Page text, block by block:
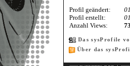
Profil geändert:
Profil erstellt:
Anzahl Views:
Das sysProfile
Über das